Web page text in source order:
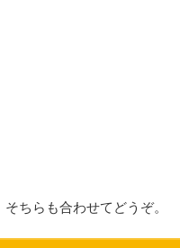
そちらも合わせてどうぞ。